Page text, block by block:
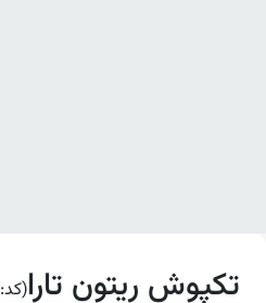
تکپوش ریتون تارا(کد: 58392)